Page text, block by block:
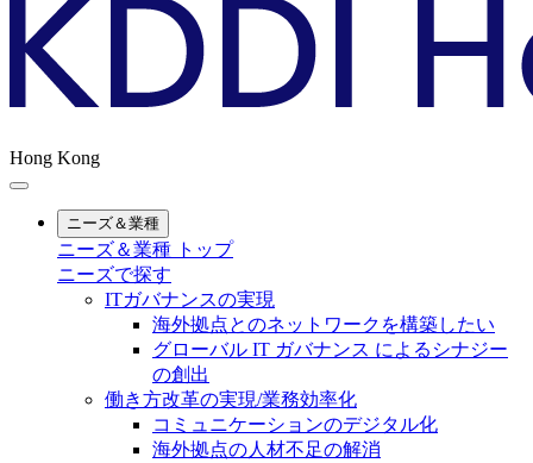
Hong Kong
ニーズ＆業種
ニーズ＆業種 トップ
ニーズで探す
ITガバナンスの実現
海外拠点とのネットワークを構築したい
グローバル IT ガバナンス によるシナジー
の創出
働き方改革の実現/業務効率化
コミュニケーションのデジタル化
海外拠点の人材不足の解消